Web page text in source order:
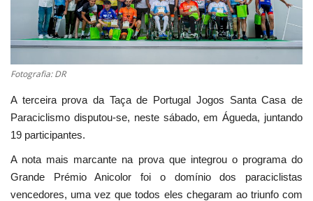
Ficha técnica
Lazer
Ambiente
Fotografia: DR
A terceira prova da Taça de Portugal Jogos Santa Casa de
Paraciclismo disputou-se, neste sábado, em Águeda, juntando
19 participantes.
A nota mais marcante na prova que integrou o programa do
Grande Prémio Anicolor foi o domínio dos paraciclistas
vencedores, uma vez que todos eles chegaram ao triunfo com